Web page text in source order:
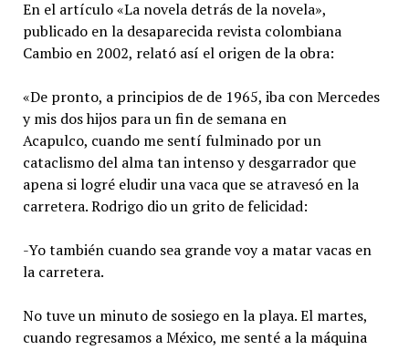
En el artículo «La novela detrás de la novela»,
publicado en la desaparecida revista colombiana
Cambio en 2002, relató así el origen de la obra:
«De pronto, a principios de de 1965, iba con Mercedes
y mis dos hijos para un fin de semana en
Acapulco, cuando me sentí fulminado por un
cataclismo del alma tan intenso y desgarrador que
apena si logré eludir una vaca que se atravesó en la
carretera. Rodrigo dio un grito de felicidad:
-Yo también cuando sea grande voy a matar vacas en
la carretera.
No tuve un minuto de sosiego en la playa. El martes,
cuando regresamos a México, me senté a la máquina